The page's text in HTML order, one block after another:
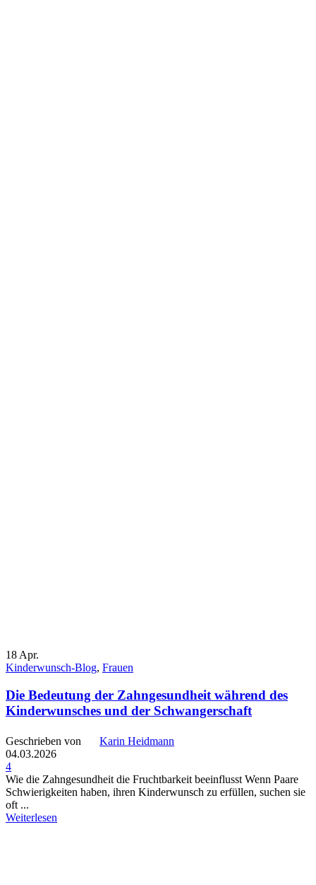
18 Apr.
Kinderwunsch-Blog, Frauen
Die Bedeutung der Zahngesundheit während des
Kinderwunsches und der Schwangerschaft
Geschrieben von
Karin Heidmann
04.03.2026
4
Wie die Zahngesundheit die Fruchtbarkeit beeinflusst Wenn Paare
Schwierigkeiten haben, ihren Kinderwunsch zu erfüllen, suchen sie
oft ...
Weiterlesen